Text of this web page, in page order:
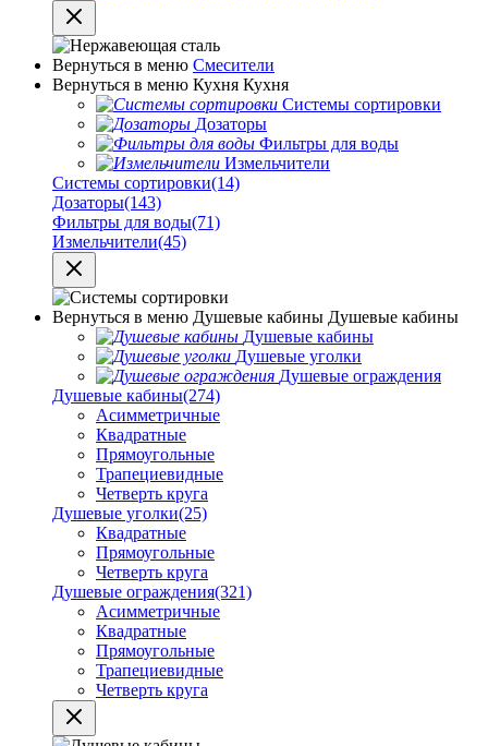
Вернуться в меню Смесители
Вернуться в меню Кухня Кухня
Системы сортировки
Дозаторы
Фильтры для воды
Измельчители
Системы сортировки(14)
Дозаторы(143)
Фильтры для воды(71)
Измельчители(45)
Вернуться в меню Душевые кабины Душевые кабины
Душевые кабины
Душевые уголки
Душевые ограждения
Душевые кабины(274)
Асимметричные
Квадратные
Прямоугольные
Трапециевидные
Четверть круга
Душевые уголки(25)
Квадратные
Прямоугольные
Четверть круга
Душевые ограждения(321)
Асимметричные
Квадратные
Прямоугольные
Трапециевидные
Четверть круга